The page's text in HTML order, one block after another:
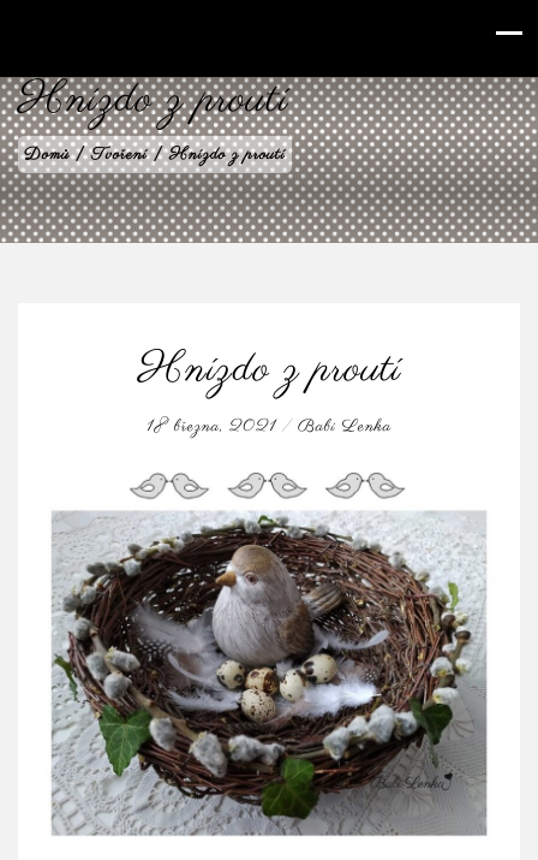
Hnízdo z proutí
Domů|Tvoření |Hnízdo z proutí
Hnízdo z proutí
18 března, 2021/ Babi Lenka